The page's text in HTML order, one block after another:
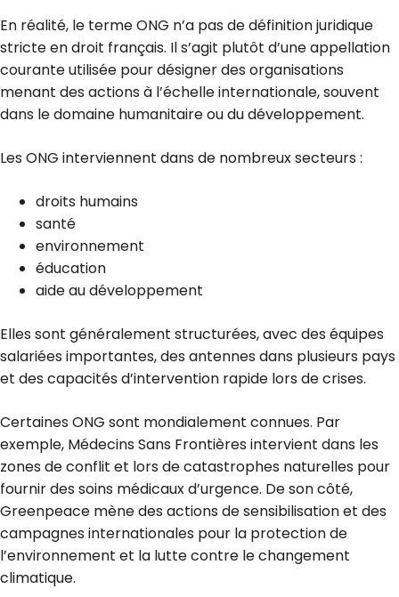
En réalité, le terme ONG n’a pas de définition juridique
stricte en droit français. Il s’agit plutôt d’une appellation
courante utilisée pour désigner des organisations
menant des actions à l’échelle internationale, souvent
dans le domaine humanitaire ou du développement.
Les ONG interviennent dans de nombreux secteurs :
droits humains
santé
environnement
éducation
aide au développement
Elles sont généralement structurées, avec des équipes
salariées importantes, des antennes dans plusieurs pays
et des capacités d’intervention rapide lors de crises.
Certaines ONG sont mondialement connues. Par
exemple, Médecins Sans Frontières intervient dans les
zones de conflit et lors de catastrophes naturelles pour
fournir des soins médicaux d’urgence. De son côté,
Greenpeace mène des actions de sensibilisation et des
campagnes internationales pour la protection de
l’environnement et la lutte contre le changement
climatique.